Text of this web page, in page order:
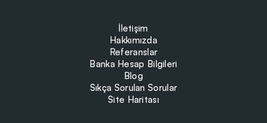
İletişim
Hakkımızda
Referanslar
Banka Hesap Bilgileri
Blog
Sıkça Sorulan Sorular
Site Haritası